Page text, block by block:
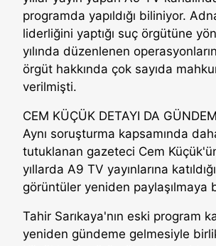
programda yapıldığı biliniyor.
liderliğini yaptığı suç örgütüne
yılında düzenlenen
örgüt hakkında çok sayıda
verilmişti.
CEM KÜÇÜK DETAYI DA
Aynı soruşturma kapsamında
tutuklanan gazeteci Cem
yıllarda A9 TV yayınlarına
görüntüler yeniden paylaşılmaya
Tahir Sarıkaya'nın eski program
yeniden gündeme gelmesiyle